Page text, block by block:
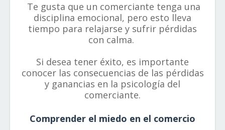
Te gusta que un comerciante tenga una
disciplina emocional, pero esto lleva
tiempo para relajarse y sufrir pérdidas
con calma.
Si desea tener éxito, es importante
conocer las consecuencias de las pérdidas
y ganancias en la psicología del
comerciante.
Comprender el miedo en el comercio